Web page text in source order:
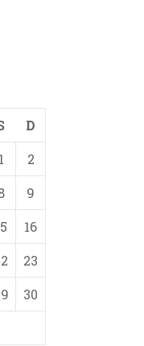
D
1
2
9
16
23
30